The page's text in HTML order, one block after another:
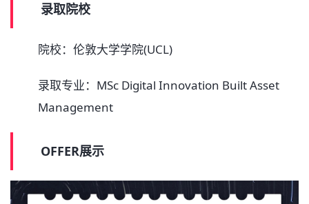
录取院校
院校：伦敦大学学院(UCL)
录取专业：MSc Digital Innovation Built Asset
Management
OFFER展示